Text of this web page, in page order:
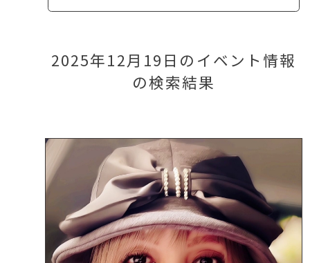
2025年12月19日のイベント情報
の検索結果